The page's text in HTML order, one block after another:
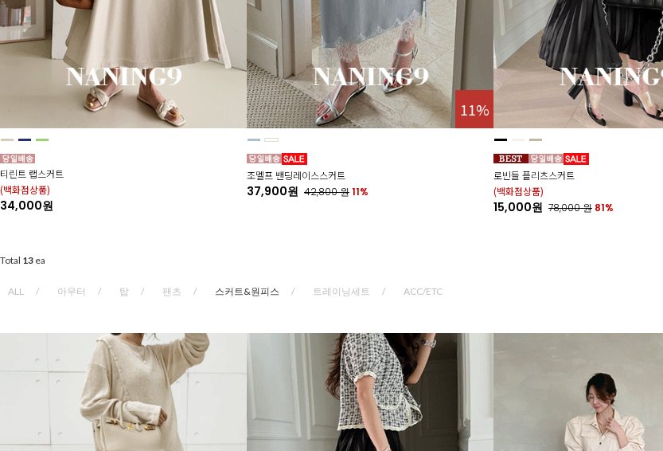
티린트 랩스커트
(백화점상품)
34,000원
11%
조멜프 밴딩레이스스커트
37,900원 42,800원11%
로빈들 플리츠스커트
(백화점상품)
15,000원 78,000원 81%
Total 13 ea
ALL 아우터 탑 팬츠 스커트&원피스 트레이닝세트 ACC/ETC